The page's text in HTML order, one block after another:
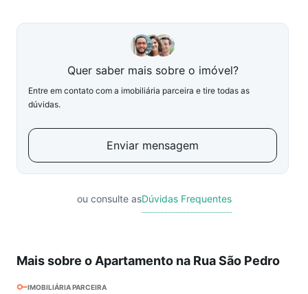
Quer saber mais sobre o imóvel?
Entre em contato com a imobiliária parceira e tire todas as
dúvidas.
Enviar mensagem
ou consulte asDúvidas Frequentes
Mais sobre o Apartamento na Rua São Pedro
IMOBILIÁRIA PARCEIRA